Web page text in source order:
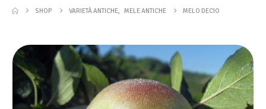
SHOP VARIETÀ ANTICHE, MELE ANTICHE MELO DECIO